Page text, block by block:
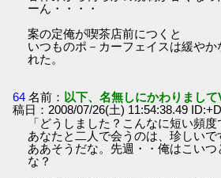
ーん・・・・
案の定俺が喫茶店前につくと
いつものポ－カーフェイスは緩やか
れた。
64 名前： 以下、名無しにかわりまし
稿日：2008/07/26(土) 11:54:38.49
「どうしました？こんなに短い頻度
あなたと二人で会うのは、珍しいで
ああそうだな。先週・・俺はこい
な？